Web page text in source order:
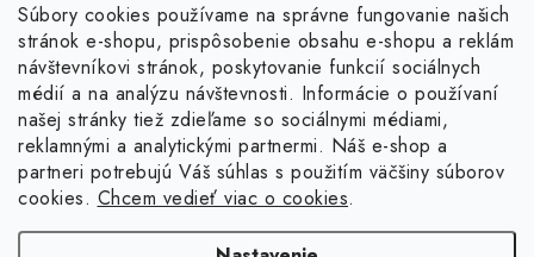
Súbory cookies používame na správne fungovanie našich
stránok e-shopu, prispôsobenie obsahu e-shopu a reklám
návštevníkovi stránok, poskytovanie funkcií sociálnych
médií a na analýzu návštevnosti. Informácie o používaní
našej stránky tiež zdieľame so sociálnymi médiami,
reklamnými a analytickými partnermi. Náš e-shop a
partneri potrebujú Váš súhlas s použitím väčšiny súborov
cookies. Chcem vedieť viac o cookies.